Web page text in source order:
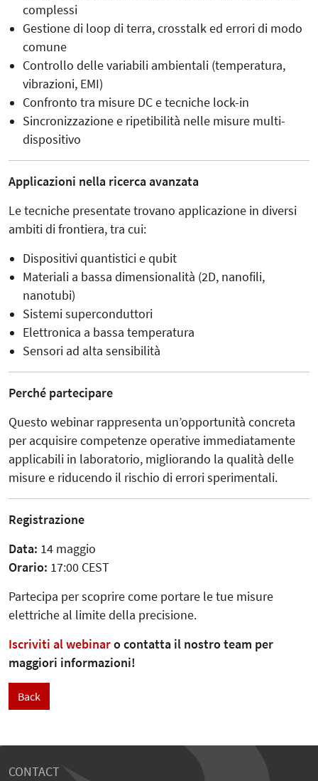
complessi
Gestione di loop di terra, crosstalk ed errori di modo
comune
Controllo delle variabili ambientali (temperatura,
vibrazioni, EMI)
Confronto tra misure DC e tecniche lock-in
Sincronizzazione e ripetibilità nelle misure multi-
dispositivo
Applicazioni nella ricerca avanzata
Le tecniche presentate trovano applicazione in diversi
ambiti di frontiera, tra cui:
Dispositivi quantistici e qubit
Materiali a bassa dimensionalità (2D, nanofili,
nanotubi)
Sistemi superconduttori
Elettronica a bassa temperatura
Sensori ad alta sensibilità
Perché partecipare
Questo webinar rappresenta un’opportunità concreta
per acquisire competenze operative immediatamente
applicabili in laboratorio, migliorando la qualità delle
misure e riducendo il rischio di errori sperimentali.
Registrazione
Data: 14 maggio
Orario: 17:00 CEST
Partecipa per scoprire come portare le tue misure
elettriche al limite della precisione.
Iscriviti al webinaro contatta il nostro team per
maggiori informazioni!
Back
CONTACT